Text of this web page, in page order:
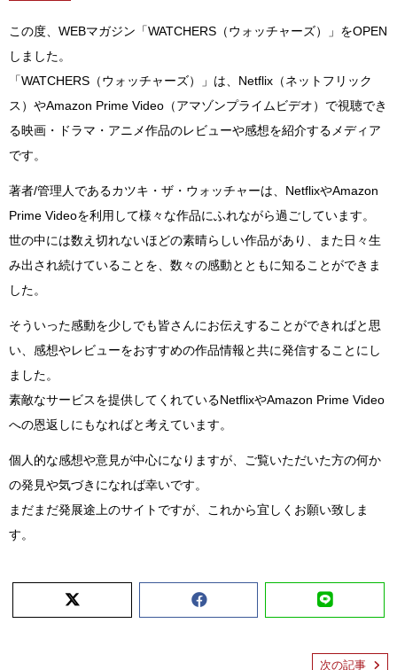
この度、WEBマガジン「WATCHERS（ウォッチャーズ）」をOPEN
しました。
「WATCHERS（ウォッチャーズ）」は、Netflix（ネットフリック
ス）やAmazon Prime Video（アマゾンプライムビデオ）で視聴でき
る映画・ドラマ・アニメ作品のレビューや感想を紹介するメディア
です。
著者/管理人であるカツキ・ザ・ウォッチャーは、NetflixやAmazon
Prime Videoを利用して様々な作品にふれながら過ごしています。
世の中には数え切れないほどの素晴らしい作品があり、また日々生
み出され続けていることを、数々の感動とともに知ることができま
した。
そういった感動を少しでも皆さんにお伝えすることができればと思
い、感想やレビューをおすすめの作品情報と共に発信することにし
ました。
素敵なサービスを提供してくれているNetflixやAmazon Prime Video
への恩返しにもなればと考えています。
個人的な感想や意見が中心になりますが、ご覧いただいた方の何か
の発見や気づきになれば幸いです。
まだまだ発展途上のサイトですが、これから宜しくお願い致しま
す。
次の記事